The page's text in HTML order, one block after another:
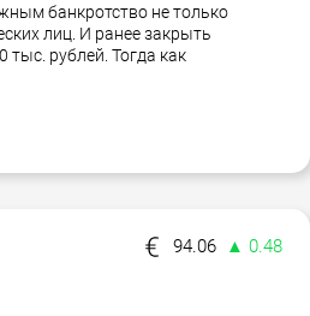
банкротство не только
лиц. И ранее закрыть
рублей. Тогда как
94.06
▲ 0.48